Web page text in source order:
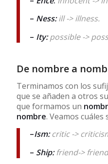
– Ness:ill -> illness.
– Ity:possible ->
De nombre a
Terminamos con los
que se añaden a otros
que formamos un
nombre. Veamos cuáles
–Ism:critic ->
– Ship:friend->